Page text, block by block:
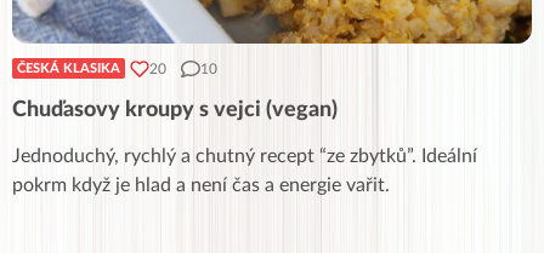
ČESKÁ KLASIKA 20 10
Chuďasovy kroupy s vejci (vegan)
Jednoduchý, rychlý a chutný recept “ze zbytků”. Ideální
pokrm když je hlad a není čas a energie vařit.